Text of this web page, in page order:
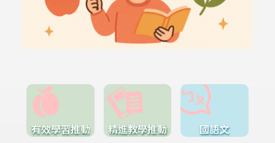
有效學習推動 精進教學推動 國語文